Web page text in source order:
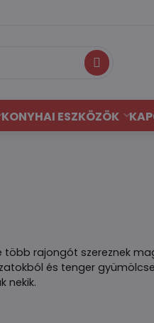
Keresés
KONYHAI ESZKÖZÖK
rajongót szereznek
és tenger
nekik.